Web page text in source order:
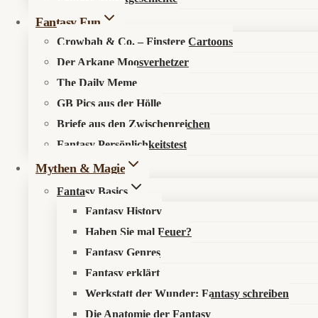
Fantasy Fun
Crowbah & Co. – Finstere Cartoons
Der Arkane Moosverhetzer
The Daily Meme
GB Pics aus der Hölle
Briefe aus den Zwischenreichen
Fantasy Persönlichkeitstest
Mythen & Magie
Fantasy Basics
Fantasy History
Haben Sie mal Feuer?
Fantasy Genres
Fantasy erklärt
Werkstatt der Wunder: Fantasy schreiben
Die Anatomie der Fantasy
🔍Suche im Fantasykosmos
Spüre verborgene Pfade auf, entdecke neue Werke oder